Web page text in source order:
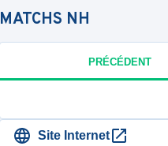
MATCHS NH
PRÉCÉDENT
Site Internet